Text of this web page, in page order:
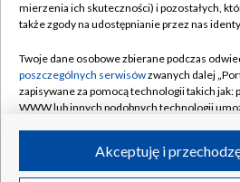
Naziemna Telewizja Cyfrowa
Rada Programowa
System NOS
Informacje o nadawcy
Program dla prasy
Pomoc
Kontakt
Kanały
©2026 Telewizja Polska
mierzenia ich skuteczności) i pozostałych,
także zgody na udostępnianie przez nas
Twoje dane osobowe zbierane podczas
poszczególnych serwisówzwanych dalej
zapisywane za pomocą technologii takich jak:
WWW lub innych podobnych technologii
ruchu w Internecie.Akceptuję i